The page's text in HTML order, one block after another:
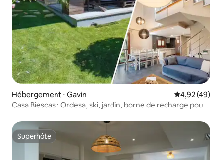
Hébergement ⋅ Gavin Évaluation
4,92 (49)
Casa Biescas : Ordesa, ski, jardin, borne de recharge pour
Superhôte
Superhôte